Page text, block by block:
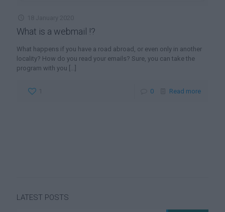
What is a webmail !?
What happens if you have a road abroad, or even only in another
locality? How do you read your emails? Sure, you can take the
program with you [...]
0 Read more
LATEST POSTS